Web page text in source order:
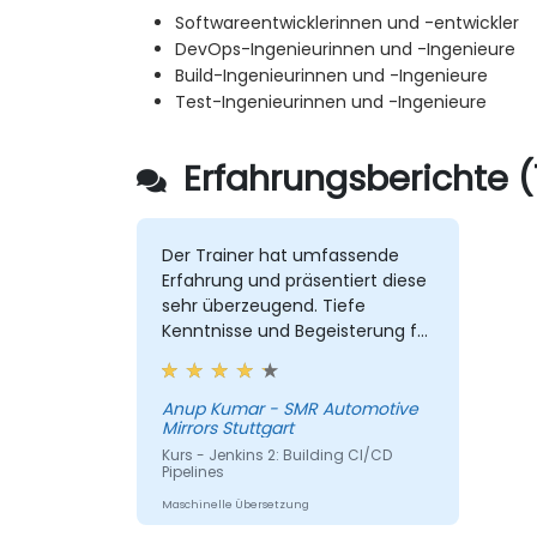
Softwareentwicklerinnen und -entwickler
DevOps-Ingenieurinnen und -Ingenieure
Build-Ingenieurinnen und -Ingenieure
Test-Ingenieurinnen und -Ingenieure
Erfahrungsberichte
Der Trainer hat umfassende
Erfahrung und präsentiert diese
sehr überzeugend. Tiefe
Kenntnisse und Begeisterung für
das Lehren werden sehr
geschätzt.
Anup Kumar - SMR Automotive
Mirrors Stuttgart
Kurs - Jenkins 2: Building CI/CD
Pipelines
Maschinelle Übersetzung